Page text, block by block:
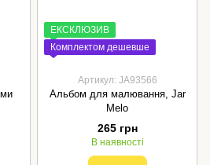
ЕКСКЛЮЗИВ
Комплектом дешевше
Артикул: JA93566
Альбом для малювання, Jar
Melo
265 грн
В наявності